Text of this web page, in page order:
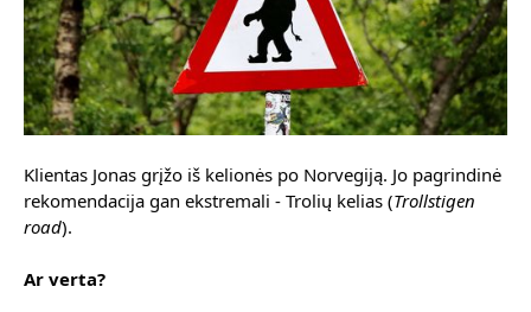
Klientas Jonas grįžo iš kelionės po Norvegiją. Jo pagrindinė
rekomendacija gan ekstremali - Trolių kelias (Trollstigen
road).
Ar verta?